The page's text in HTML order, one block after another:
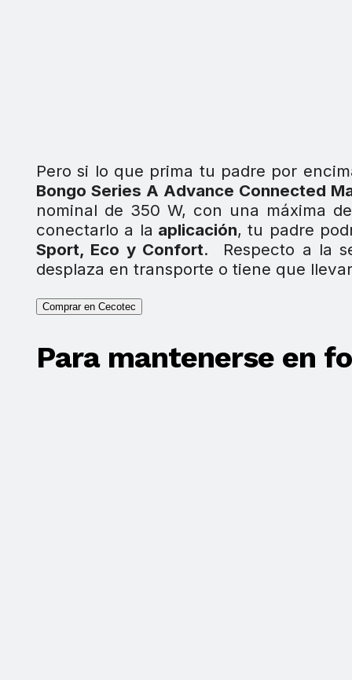
Pero si lo que prima tu padre por
Bongo Series A Advance Connected
nominal de 350 W, con una máxima de
conectarlo a la aplicación, tu padre
Sport, Eco y Confort. Respecto a la
desplaza en transporte o tiene que
Comprar en Cecotec
Para mantenerse en